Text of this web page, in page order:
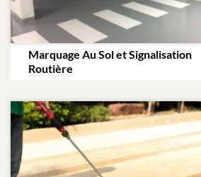
Marquage Au Sol et Signalisation
Routière